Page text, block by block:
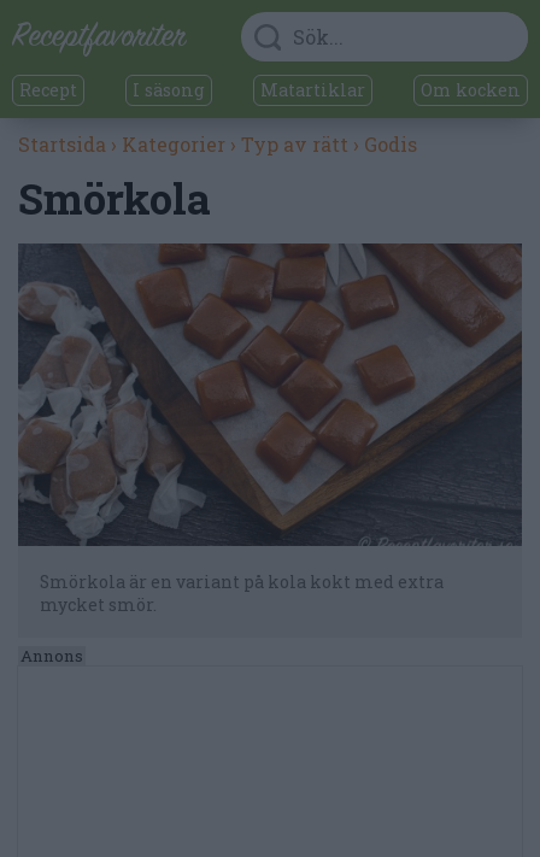
Recept I säsong Matartiklar Om kocken
Startsida › Kategorier › Typ av rätt › Godis
Smörkola
Smörkola är en variant på kola kokt med extra
mycket smör.